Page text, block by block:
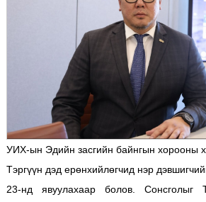
УИХ-ын Эдийн засгийн байнгын хорооны
Тэргүүн дэд ерөнхийлөгчид нэр
23-нд явуулахаар болов. Сонсголыг